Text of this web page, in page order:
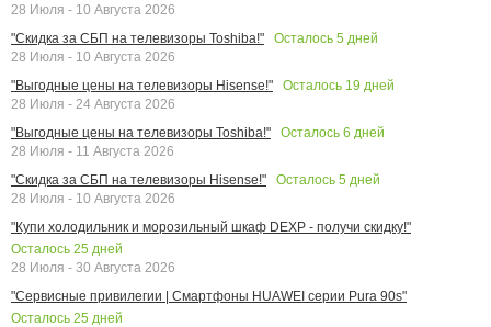
28 Июля - 10 Августа 2026
"Скидка за СБП на телевизоры Toshiba!"
Осталось 5 дней
28 Июля - 10 Августа 2026
"Выгодные цены на телевизоры Hisense!"
Осталось 19 дней
28 Июля - 24 Августа 2026
"Выгодные цены на телевизоры Toshiba!"
Осталось 6 дней
28 Июля - 11 Августа 2026
"Скидка за СБП на телевизоры Hisense!"
Осталось 5 дней
28 Июля - 10 Августа 2026
"Купи холодильник и морозильный шкаф DEXP - получи скидку!"
Осталось 25 дней
28 Июля - 30 Августа 2026
"Сервисные привилегии | Смартфоны HUAWEI серии Pura 90s"
Осталось 25 дней